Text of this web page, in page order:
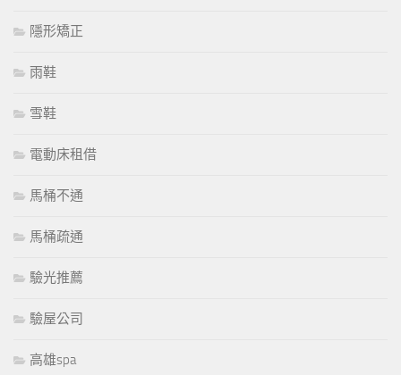
隱形矯正
雨鞋
雪鞋
電動床租借
馬桶不通
馬桶疏通
驗光推薦
驗屋公司
高雄spa